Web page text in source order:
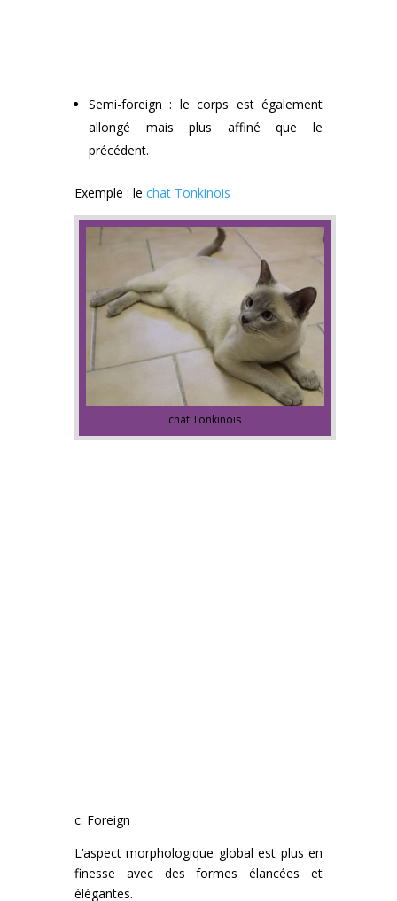
Semi-foreign : le corps est également
allongé mais plus affiné que le
précédent.
Exemple : le chat Tonkinois
chat Tonkinois
c. Foreign
L’aspect morphologique global est plus en
finesse avec des formes élancées et
élégantes.